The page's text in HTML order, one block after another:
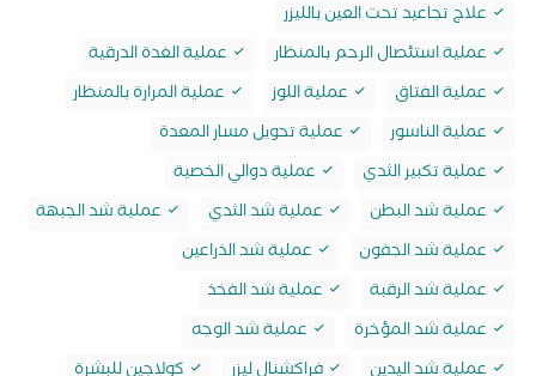
علاج تجاعيد تحت العين بالليزر
عملية استئصال الرحم بالمنظار
عملية الغدة الدرقية
عملية الفتاق
عملية اللوز
عملية المرارة بالمنظار
عملية الناسور
عملية تحويل مسار المعدة
عملية تكبير الثدي
عملية دوالي الخصية
عملية شد البطن
عملية شد الثدي
عملية شد الجبهة
عملية شد الجفون
عملية شد الذراعين
عملية شد الرقبة
عملية شد الفخذ
عملية شد المؤخرة
عملية شد الوجه